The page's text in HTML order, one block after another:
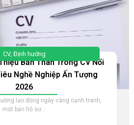
CV, Định hướng
Bản Thân Trong CV Nổi
Nghề Nghiệp Ấn Tượng
2026
lao động ngày càng cạnh tranh,
một bản hồ sơ...